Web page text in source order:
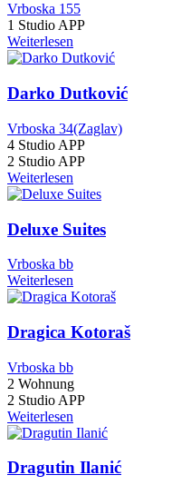
Vrboska 155
1 Studio APP
Weiterlesen
Darko Dutković
Vrboska 34(Zaglav)
4 Studio APP
2 Studio APP
Weiterlesen
Deluxe Suites
Vrboska bb
Weiterlesen
Dragica Kotoraš
Vrboska bb
2 Wohnung
2 Studio APP
Weiterlesen
Dragutin Ilanić